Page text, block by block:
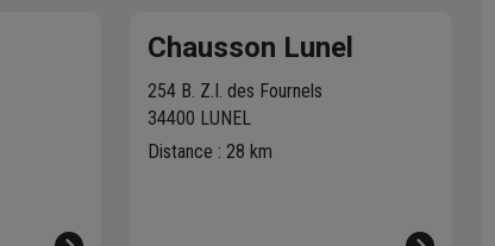
Chausson Lunel
254 B. Z.I. des Fournels
34400 LUNEL
Distance : 28 km